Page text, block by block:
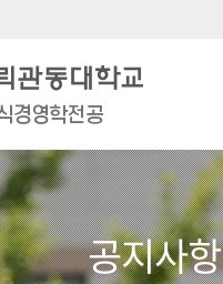
경영학전공
공지사항